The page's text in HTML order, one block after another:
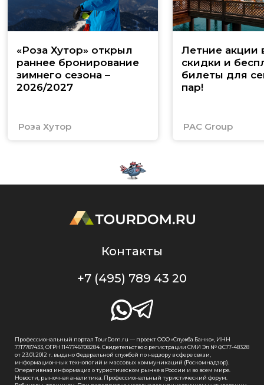
«Роза Хутор» открыл
раннее бронирование
зимнего сезона –
2026/2027
Роза Хутор
Летние акции
скидки и
билеты для
пар!
PAC Group
Контакты
+7 (495) 789 43 20
Профессиональный портал TourDom.ru — проект ООО «Служба Банко», ИНН
7717787433, ОГРН 1147746708284. Свидетельство о регистрации СМИ Эл № ФС77-48328
от 23.01.2012 г. выдано Федеральной службой по надзору в сфере связи,
информационных технологий и массовых коммуникаций (Роскомнадзор).
Оперативная информация о туристическом рынке в России и во всем мире.
Новости, рыночная аналитика. Профессиональный туристический форум.